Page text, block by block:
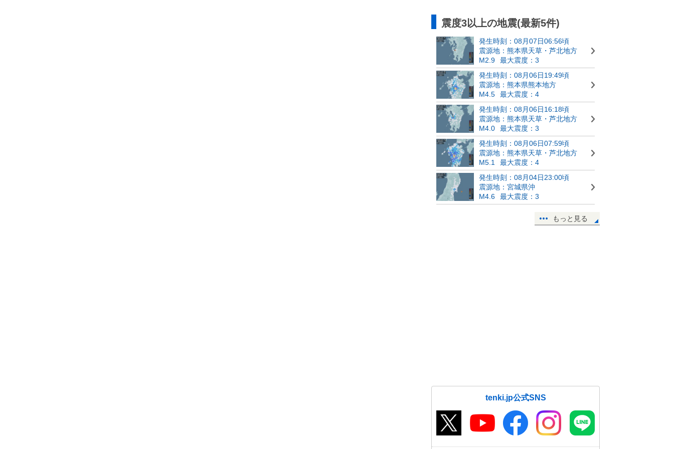
震度3以上の地震(最新5件)
発生時刻：08月07日06:56頃
震源地：熊本県天草・芦北地方
M2.9
最大震度：3
発生時刻：08月06日19:49頃
震源地：熊本県熊本地方
M4.5
最大震度：4
発生時刻：08月06日16:18頃
震源地：熊本県天草・芦北地方
M4.0
最大震度：3
発生時刻：08月06日07:59頃
震源地：熊本県天草・芦北地方
M5.1
最大震度：4
発生時刻：08月04日23:00頃
震源地：宮城県沖
M4.6
最大震度：3
もっと見る
tenki.jp公式SNS